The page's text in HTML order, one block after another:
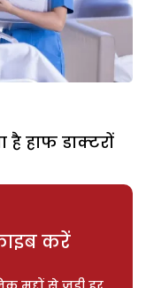
है हाफ डाक्टरों
करें